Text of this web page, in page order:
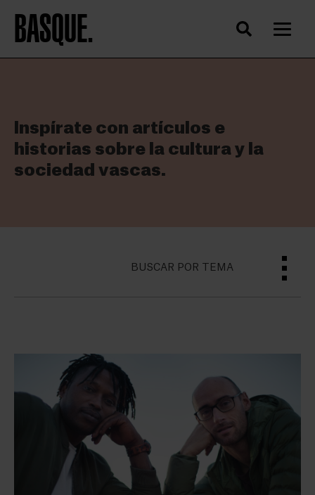
BASQUE.
Inspírate con artículos e
historias sobre la cultura y la
sociedad vascas.
BUSCAR POR TEMA